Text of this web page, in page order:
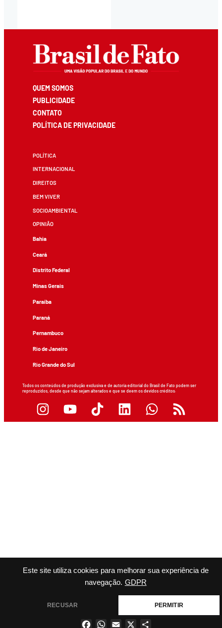
Este site utiliza cookies para melhorar sua experiência de
navegação. GDPR
RECUSAR PERMITIR
QUEM SOMOS
PUBLICIDADE
CONTATO
POLÍTICA DE PRIVACIDADE
POLÍTICA
INTERNACIONAL
DIREITOS
BEM VIVER
SOCIOAMBIENTAL
OPINIÃO
Bahia
Ceará
Distrito Federal
Minas Gerais
Paraíba
Paraná
Pernambuco
Rio de Janeiro
Rio Grande do Sul
Todos os conteúdos de produção exclusiva e de autoria editorial do Brasil de Fato podem ser
reproduzidos, desde que não sejam alterados e que se deem os devidos créditos.
FacebookWhatsApp
Email